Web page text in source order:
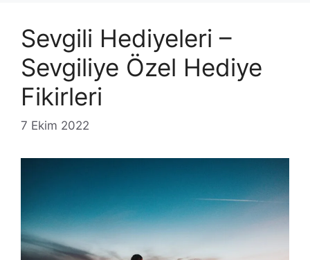
Sevgili Hediyeleri –
Sevgiliye Özel Hediye
Fikirleri
7 Ekim 2022